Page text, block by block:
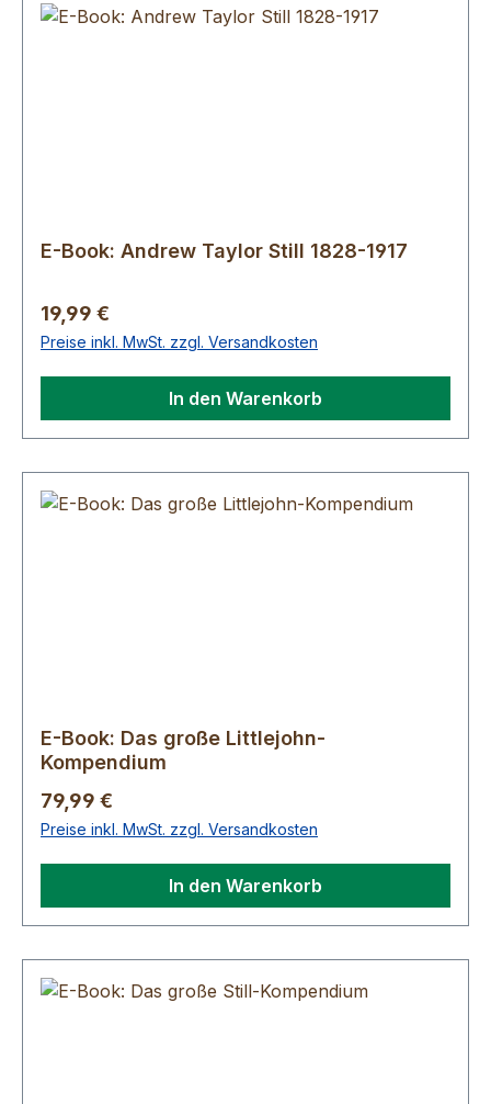
E-Book: Andrew Taylor Still 1828-1917
Regulärer Preis:
19,99 €
Preise inkl. MwSt. zzgl. Versandkosten
In den Warenkorb
E-Book: Das große Littlejohn-
Kompendium
Regulärer Preis:
79,99 €
Preise inkl. MwSt. zzgl. Versandkosten
In den Warenkorb